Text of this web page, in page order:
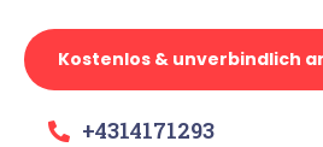
Kostenlos & unverbindlich
+4314171293